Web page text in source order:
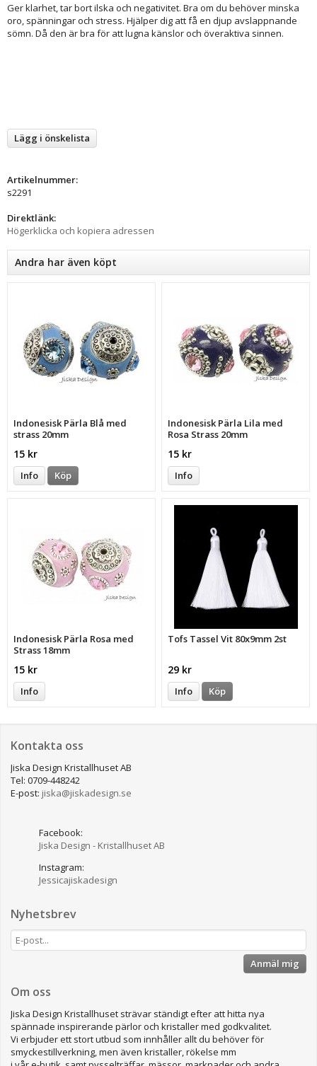
Ger klarhet, tar bort ilska och negativitet. Bra om du behöver minska
oro, spänningar och stress. Hjälper dig att få en djup avslappnande
sömn. Då den är bra för att lugna känslor och överaktiva sinnen.
Lägg i önskelista
Artikelnummer:
s2291
Direktlänk:
Högerklicka och kopiera adressen
Andra har även köpt
Indonesisk Pärla Blå med
strass 20mm
15 kr
Info Köp
Indonesisk Pärla Lila med
Rosa Strass 20mm
15 kr
Info
Indonesisk Pärla Rosa med
Strass 18mm
15 kr
Info
Tofs Tassel Vit 80x9mm 2st
29 kr
Info Köp
Kontakta oss
Jiska Design Kristallhuset AB
Tel: 0709-448242
E-post: jiska@jiskadesign.se
Facebook:
Jiska Design - Kristallhuset AB
Instagram:
Jessicajiskadesign
Nyhetsbrev
Anmäl mig
Om oss
Jiska Design Kristallhuset strävar ständigt efter att hitta nya
spännade inspirerande pärlor och kristaller med godkvalitet.
Vi erbjuder ett stort utbud som innhåller allt du behöver för
smyckestillverkning, men även kristaller, rökelse mm